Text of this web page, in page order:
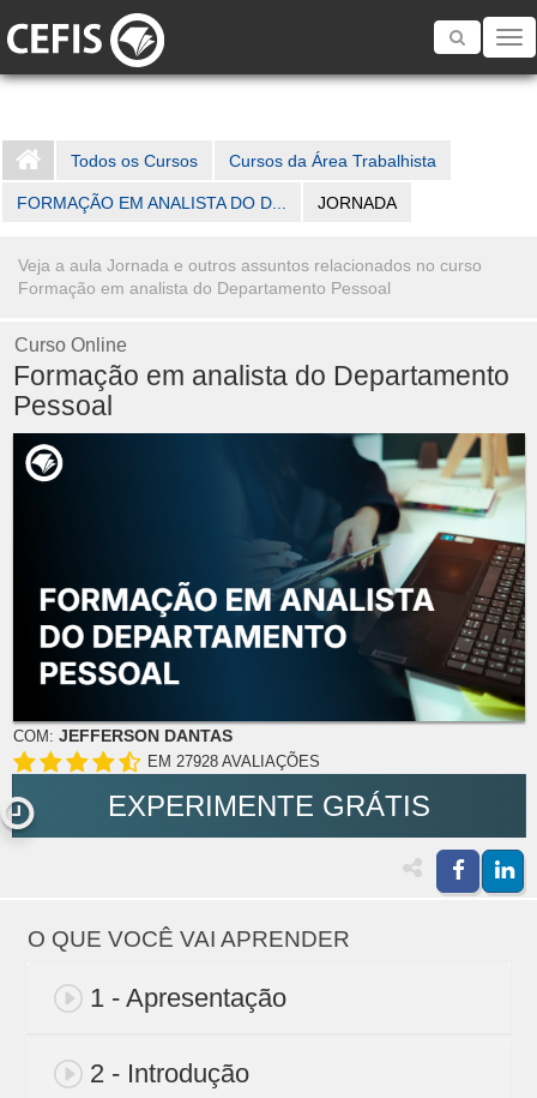
Toggle
Todos os Cursos Cursos da Área Trabalhista
FORMAÇÃO EM ANALISTA DO D... JORNADA
Veja a aula Jornada e outros assuntos relacionados no curso
Formação em analista do Departamento Pessoal
Curso Online
Formação em analista do Departamento
Pessoal
COM: JEFFERSON DANTAS
EM 27928 AVALIAÇÕES
EXPERIMENTE GRÁTIS
O QUE VOCÊ VAI APRENDER
1 - Apresentação
2 - Introdução